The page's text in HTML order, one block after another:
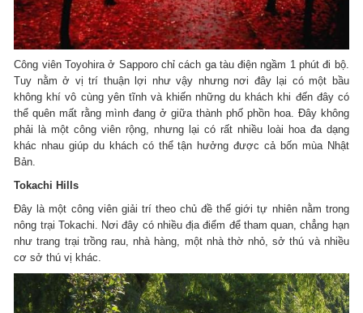
Công viên Toyohira ở Sapporo chỉ cách ga tàu điện ngầm 1 phút đi bộ.
Tuy nằm ở vị trí thuận lợi như vậy nhưng nơi đây lại có một bầu
không khí vô cùng yên tĩnh và khiến những du khách khi đến đây có
thể quên mất rằng mình đang ở giữa thành phố phồn hoa. Đây không
phải là một công viên rộng, nhưng lại có rất nhiều loài hoa đa dạng
khác nhau giúp du khách có thể tận hưởng được cả bốn mùa Nhật
Bản.
Tokachi Hills
Đây là một công viên giải trí theo chủ đề thế giới tự nhiên nằm trong
nông trại Tokachi. Nơi đây có nhiều địa điểm để tham quan, chẳng hạn
như trang trại trồng rau, nhà hàng, một nhà thờ nhỏ, sở thú và nhiều
cơ sở thú vị khác.